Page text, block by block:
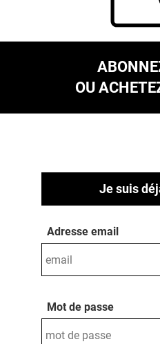
OU
Je suis
Adresse email
Mot de passe